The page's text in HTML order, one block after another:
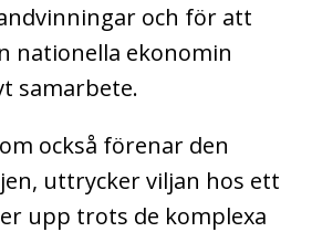
och för att
nationella ekonomin
samarbete.
också förenar den
uttrycker viljan hos ett
upp trots de komplexa